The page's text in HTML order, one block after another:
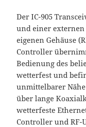
Der IC-905
und einer
eigenen Gehäuse
Controller
Bedienung des
wetterfest und
unmittelbarer
über lange
wetterfeste
Controller und